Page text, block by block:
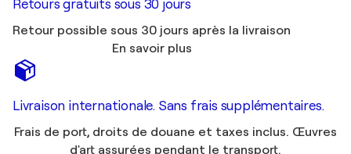
Retours gratuits sous 30 jours
Retour possible sous 30 jours après la livraison
En savoir plus
Livraison internationale. Sans frais supplémentaires.
Frais de port, droits de douane et taxes inclus. Œuvres
d'art assurées pendant le transport.